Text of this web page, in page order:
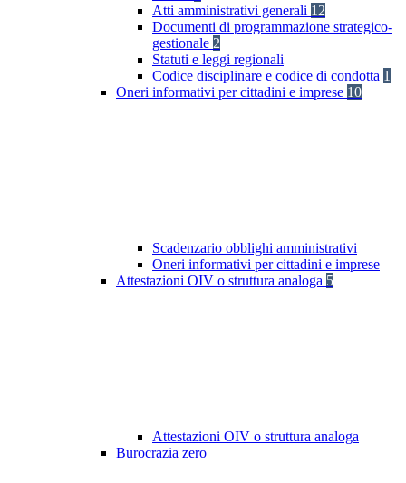
Atti amministrativi generali 12
Documenti di programmazione strategico-
gestionale 2
Statuti e leggi regionali
Codice disciplinare e codice di condotta 1
Oneri informativi per cittadini e imprese 10
Scadenzario obblighi amministrativi
Oneri informativi per cittadini e imprese
Attestazioni OIV o struttura analoga 5
Attestazioni OIV o struttura analoga
Burocrazia zero